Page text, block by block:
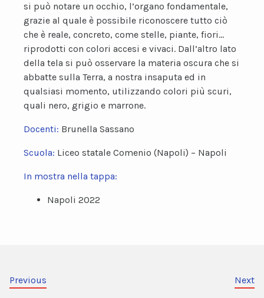
si può notare un occhio, l’organo fondamentale,
grazie al quale è possibile riconoscere tutto ciò
che è reale, concreto, come stelle, piante, fiori…
riprodotti con colori accesi e vivaci. Dall’altro lato
della tela si può osservare la materia oscura che si
abbatte sulla Terra, a nostra insaputa ed in
qualsiasi momento, utilizzando colori più scuri,
quali nero, grigio e marrone.
Docenti: Brunella Sassano
Scuola: Liceo statale Comenio (Napoli) – Napoli
In mostra nella tappa:
Napoli 2022
Previous Next